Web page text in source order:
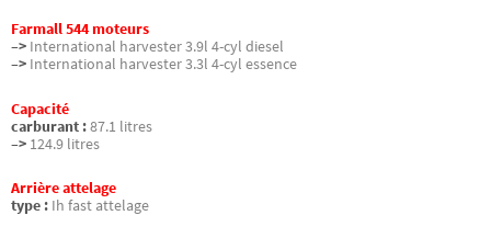
Farmall 544 moteurs
–> International harvester 3.9l 4-cyl diesel
–> International harvester 3.3l 4-cyl essence
Capacité
carburant :87.1 litres
–> 124.9 litres
Arrière attelage
type : Ih fast attelage